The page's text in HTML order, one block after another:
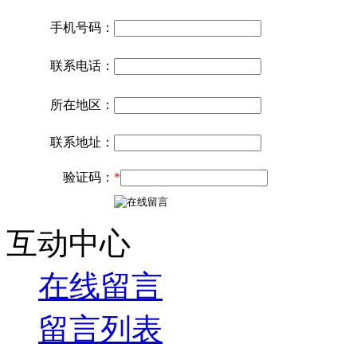
手机号码：
联系电话：
所在地区：
联系地址：
验证码： *
互动中心
在线留言
留言列表